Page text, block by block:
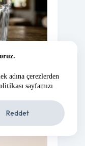
adına çerezlerden
sayfamızı
Reddet
membran
(bu